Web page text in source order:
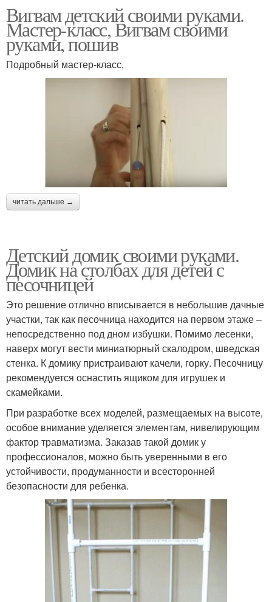
Вигвам детский своими руками.
Мастер-класс, Вигвам своими
руками, пошив
Подробный мастер-класс,
читать дальше →
Детский домик своими руками.
Домик на столбах для детей с
песочницей
Это решение отлично вписывается в небольшие дачные
участки, так как песочница находится на первом этаже –
непосредственно под дном избушки. Помимо лесенки,
наверх могут вести миниатюрный скалодром, шведская
стенка. К домику пристраивают качели, горку. Песочницу
рекомендуется оснастить ящиком для игрушек и
скамейками.
При разработке всех моделей, размещаемых на высоте,
особое внимание уделяется элементам, нивелирующим
фактор травматизма. Заказав такой домик у
профессионалов, можно быть уверенными в его
устойчивости, продуманности и всесторонней
безопасности для ребенка.